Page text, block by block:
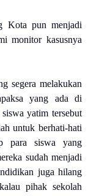
Kota pun menjadi
monitor kasusnya
segera melakukan
yang ada di
yatim tersebut
untuk berhati-hati
para siswa yang
sudah menjadi
juga hilang
pihak sekolah